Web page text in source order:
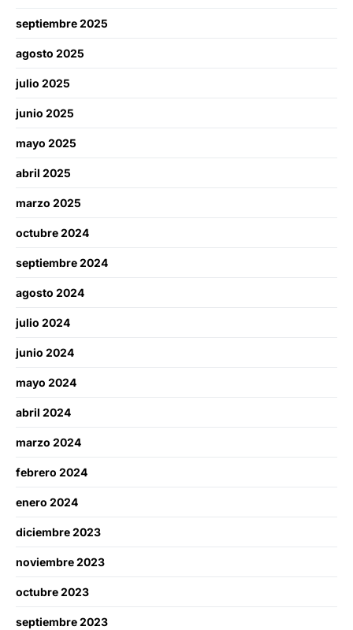
septiembre 2025
agosto 2025
julio 2025
junio 2025
mayo 2025
abril 2025
marzo 2025
octubre 2024
septiembre 2024
agosto 2024
julio 2024
junio 2024
mayo 2024
abril 2024
marzo 2024
febrero 2024
enero 2024
diciembre 2023
noviembre 2023
octubre 2023
septiembre 2023